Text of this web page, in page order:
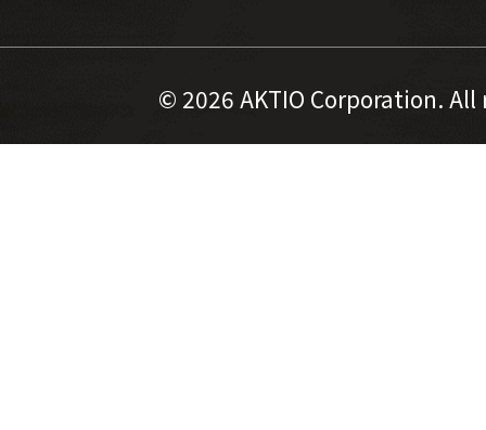
© 2026 AKTIO Corporation.